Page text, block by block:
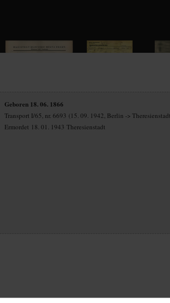
Geboren 18. 06. 1866
Transport I/65, nr. 6693 (15. 09. 1942, Berlin ->
Ermordet 18. 01. 1943 Theresienstadt